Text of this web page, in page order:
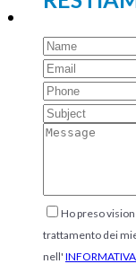
Ho preso
trattamento dei
nell' INFORMATIVA